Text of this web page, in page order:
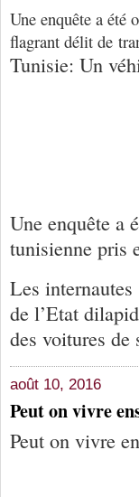
Une enquête a été
flagrant délit de
Tunisie: Un
Une enquête a
tunisienne pris
Les
de l’Etat
des voitures de
août 10, 2016
Peut on vivre
Peut on vivre